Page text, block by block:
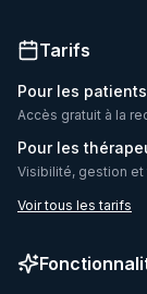
Tarifs
Pour les patients
Accès gratuit à la
Pour les
Visibilité, gestion
Voir tous les tarifs